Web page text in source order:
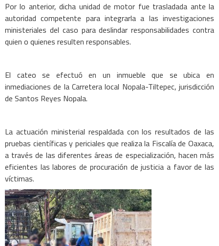
Por lo anterior, dicha unidad de motor fue trasladada ante la
autoridad competente para integrarla a las investigaciones
ministeriales del caso para deslindar responsabilidades contra
quien o quienes resulten responsables.
El cateo se efectuó en un inmueble que se ubica en
inmediaciones de la Carretera local Nopala-Tiltepec, jurisdicción
de Santos Reyes Nopala.
La actuación ministerial respaldada con los resultados de las
pruebas científicas y periciales que realiza la Fiscalía de Oaxaca,
a través de las diferentes áreas de especialización, hacen más
eficientes las labores de procuración de justicia a favor de las
víctimas.